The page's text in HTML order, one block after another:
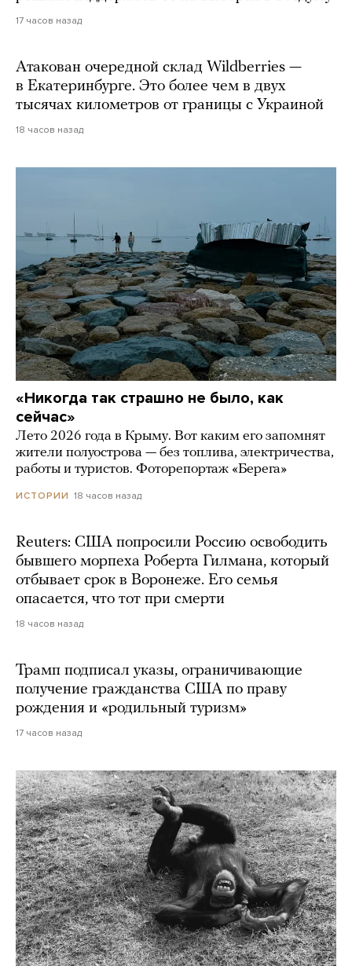
17 часов назад
Атакован очередной склад Wildberries —
в Екатеринбурге. Это более чем в двух
тысячах километров от границы с Украиной
18 часов назад
«Никогда так страшно не было, как
сейчас»
Лето 2026 года в Крыму. Вот каким его запомнят
жители полуострова — без топлива, электричества,
работы и туристов. Фоторепортаж «Берега»
ИСТОРИИ 18 часов назад
Reuters: США попросили Россию освободить
бывшего морпеха Роберта Гилмана, который
отбывает срок в Воронеже. Его семья
опасается, что тот при смерти
18 часов назад
Трамп подписал указы, ограничивающие
получение гражданства США по праву
рождения и «родильный туризм»
17 часов назад